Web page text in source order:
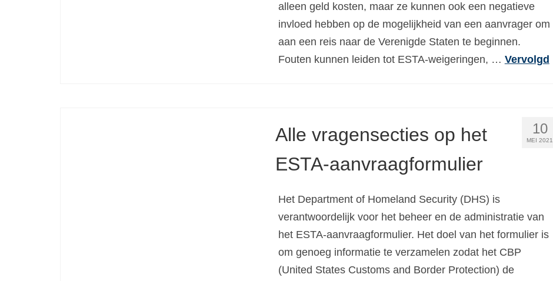
alleen geld kosten, maar ze kunnen ook een negatieve
invloed hebben op de mogelijkheid van een aanvrager om
aan een reis naar de Verenigde Staten te beginnen.
Fouten kunnen leiden tot ESTA-weigeringen, … Vervolgd
10
MEI 2021
Alle vragensecties op het
ESTA-aanvraagformulier
Het Department of Homeland Security (DHS) is
verantwoordelijk voor het beheer en de administratie van
het ESTA-aanvraagformulier. Het doel van het formulier is
om genoeg informatie te verzamelen zodat het CBP
(United States Customs and Border Protection) de